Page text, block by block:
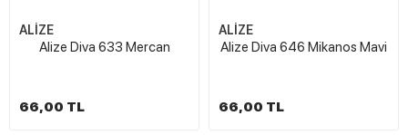
ALİZE
Alize Diva 633 Mercan
66,00 TL
ALİZE
Alize Diva 646 Mikanos Mavi
66,00 TL